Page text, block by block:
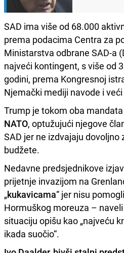
SAD ima više od 68.000
prema podacima Centra za
Ministarstva odbrane SAD-a
najveći kontingent, s više od
godini, prema Kongresnoj
Njemački mediji navode i
Trump je tokom oba
NATO, optužujući njegove
SAD jer ne izdvajaju dovoljno
budžete.
Nedavne predsjednikove
prijetnje invazijom na
„kukavicama“ jer nisu
Hormuškog moreuza –
situaciju opišu kao „najveću
ikada suočio“.